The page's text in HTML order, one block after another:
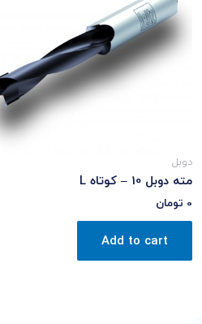
دوبل
مته دوبل 10 – کوتاه L
0 تومان
Add to cart